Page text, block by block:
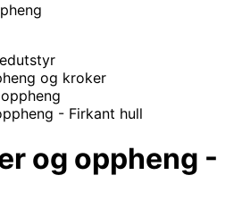
og kroker
- Firkant hull
og oppheng -